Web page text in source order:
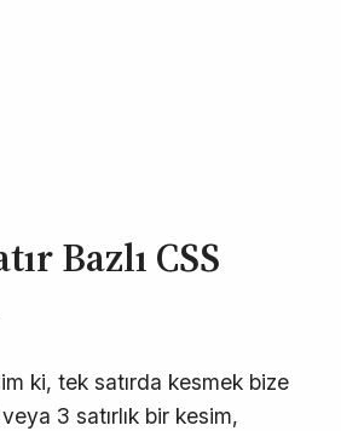
Bazlı CSS
ki, tek satırda kesmek bize
3 satırlık bir kesim,